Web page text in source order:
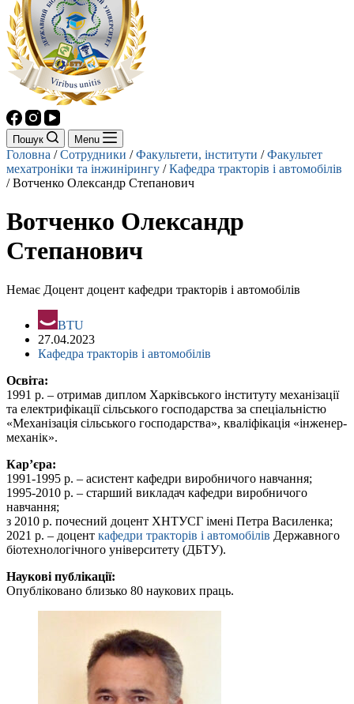
Пошук Menu
Головна /Сотрудники /Факультети, інститути /Факультет
мехатроніки та інжинірингу /Кафедра тракторів і автомобілів
/Вотченко Олександр Степанович
Вотченко Олександр
Степанович
Немає Доцент доцент кафедри тракторів і автомобілів
BTU
27.04.2023
Кафедра тракторів і автомобілів
Освіта:
1991 р. – отримав диплом Харківського інституту механізації
та електрифікації сільського господарства за спеціальністю
«Механізація сільського господарства», кваліфікація «інженер-
механік».
Кар’єра:
1991-1995 р. – асистент кафедри виробничого навчання;
1995-2010 р. – старший викладач кафедри виробничого
навчання;
з 2010 р. почесний доцент ХНТУСГ імені Петра Василенка;
2021 р. – доцент кафедри тракторів і автомобілів Державного
біотехнологічного університету (ДБТУ).
Наукові публікації:
Опубліковано близько 80 наукових праць.